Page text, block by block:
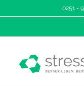
Inhalt
0251 -